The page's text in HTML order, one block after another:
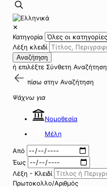
✕
Κατηγορία
Λέξη κλειδί
Αναζήτηση
ή επιλέξτε Σύνθετη Αναζήτηση
πίσω στην Αναζήτηση
Ψάχνω για
Νομοθεσία
Μέλη
Από
Έως
Λέξη - Κλειδί
Πρωτοκολλο/Αριθμός